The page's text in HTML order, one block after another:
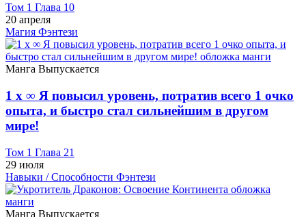
Том 1 Глава 10
20 апреля
Магия Фэнтези
Манга Выпускается
1 x ∞ Я повысил уровень, потратив всего 1 очко
опыта, и быстро стал сильнейшим в другом
мире!
Том 1 Глава 21
29 июля
Навыки / Способности Фэнтези
Манга Выпускается